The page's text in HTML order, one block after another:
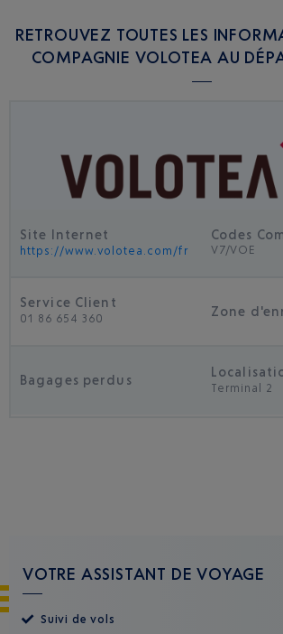
RETROUVEZ TOUTES LES
COMPAGNIE VOLOTEA AU
Site Internet
https://www.volotea.com/fr
Codes
V7/VOE
Service Client
01 86 654 360 Zone
Bagages perdus Terminal 2
VOTRE ASSISTANT DE VOYAGE
Suivi de vols